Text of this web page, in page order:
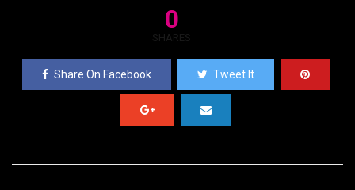
0
SHARES
Share On Facebook Tweet It